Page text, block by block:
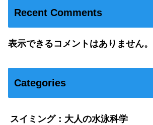
Recent Comments
表示できるコメントはありません。
Categories
スイミング：大人の水泳科学